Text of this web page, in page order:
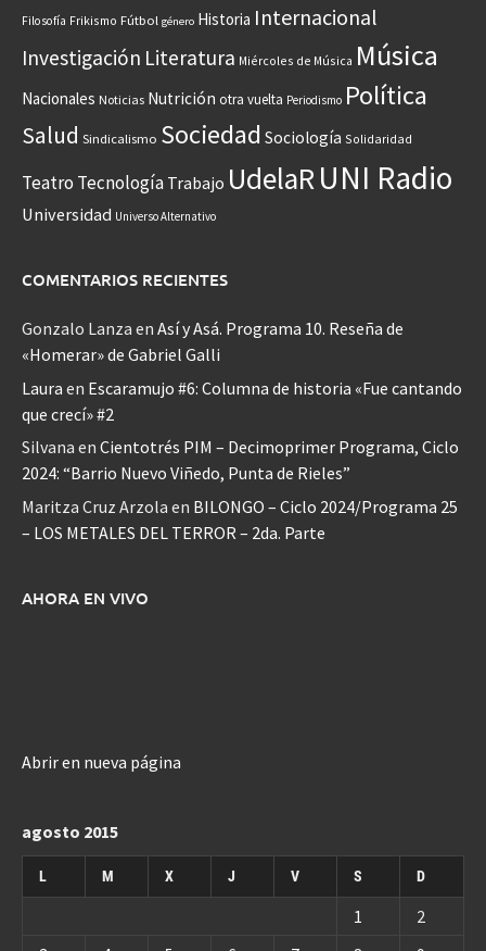
Filosofía Frikismo Fútbol género Historia Internacional
Investigación Literatura Miércoles de Música Música
Nacionales Noticias Nutrición otra vuelta Periodismo Política
Salud Sindicalismo Sociedad Sociología Solidaridad
Teatro Tecnología Trabajo UdelaRUNI Radio
Universidad Universo Alternativo
COMENTARIOS RECIENTES
Gonzalo Lanza en Así y Asá. Programa 10. Reseña de
«Homerar» de Gabriel Galli
Laura en Escaramujo #6: Columna de historia «Fue cantando
que crecí» #2
Silvana en Cientotrés PIM – Decimoprimer Programa, Ciclo
2024: “Barrio Nuevo Viñedo, Punta de Rieles”
Maritza Cruz Arzola en BILONGO – Ciclo 2024/Programa 25
– LOS METALES DEL TERROR – 2da. Parte
AHORA EN VIVO
Abrir en nueva página
agosto 2015
L M X J V S D
1
2